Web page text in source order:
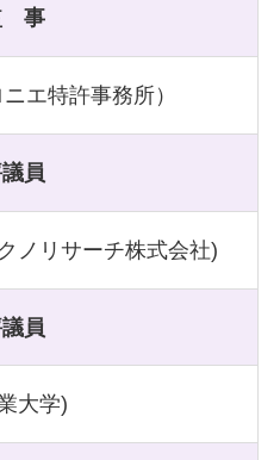
事
エ特許事務所）
員
ノリサーチ株式会社)
員
大学)